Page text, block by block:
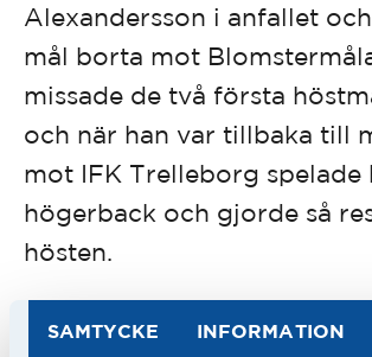
SAMTYCKE INFORMATION
Alexandersson i anfallet
mål borta mot
missade de två första
och när han var tillbaka till
mot IFK Trelleborg spelade
högerback och gjorde så
hösten.
Han spelade endast 13